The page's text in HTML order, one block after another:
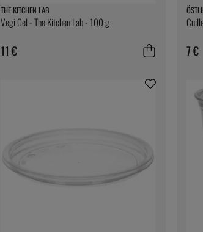
THE KITCHEN LAB
Vegi Gel - The Kitchen Lab - 100 g
11 € 7 €